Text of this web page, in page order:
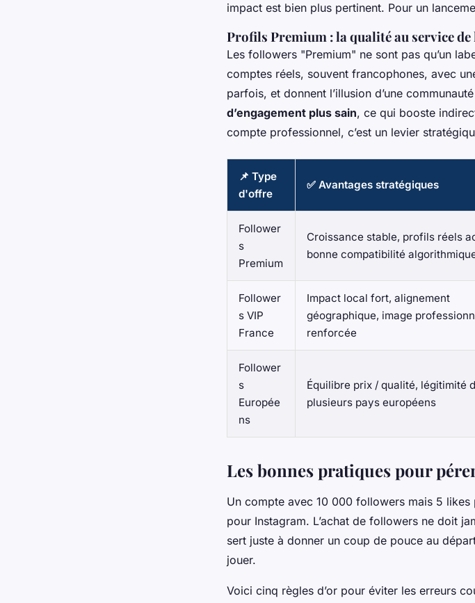
impact est bien plus pertinent. Pour un
Profils Premium : la qualité au service
Les followers "Premium" ne sont pas qu’un
comptes réels, souvent francophones, avec
parfois, et donnent l’illusion d’une
d’engagement plus sain, ce qui booste
compte professionnel, c’est un levier
📌 Type
d'offre
✅ Avantages stratégiques
Follower
s
Premium
Croissance stable, profils réels
bonne compatibilité
Follower
s VIP
France
Impact local fort, alignement
géographique, image
renforcée
Follower
s
Europée
ns
Équilibre prix / qualité, légitimité
plusieurs pays européens
Les bonnes pratiques pour
Un compte avec 10 000 followers mais 5 likes
pour Instagram. L’achat de followers ne doit
sert juste à donner un coup de pouce au
jouer.
Voici cinq règles d’or pour éviter les erreurs